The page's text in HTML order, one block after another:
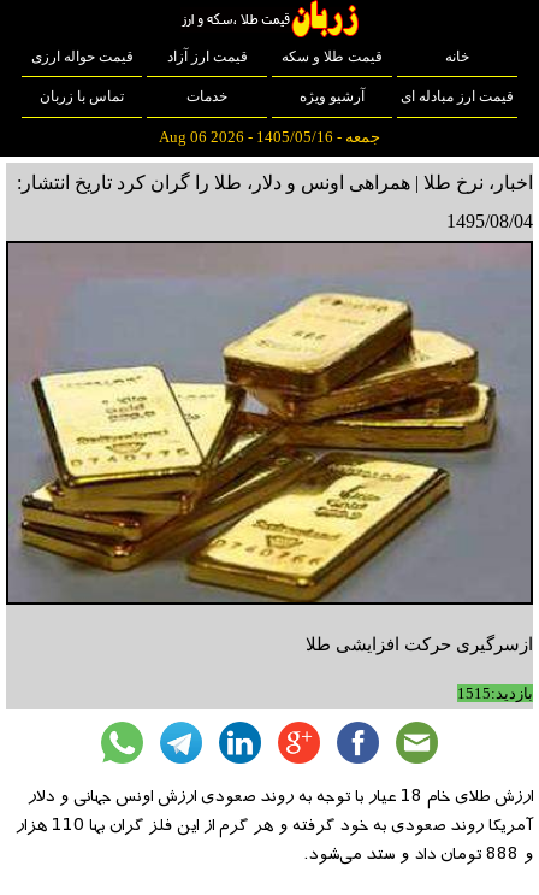
خانه قیمت طلا و سکه قیمت ارز آزاد قیمت حواله ارزی
قیمت ارز مبادله ای آرشیو ویژه خدمات تماس با زربان
جمعه - 1405/05/16 - Aug 06 2026
اخبار، نرخ طلا | همراهی اونس و دلار، طلا را گران کرد تاریخ انتشار:
1495/08/04
ازسرگیری حرکت افزایشی طلا
بازدید:1515
ارزش طلای خام 18 عیار با توجه به روند صعودی ارزش اونس جهانی و دلار
آمریکا روند صعودی به خود گرفته و هر گرم از این فلز گران بها 110 هزار
و 888 تومان داد و ستد می‌شود.